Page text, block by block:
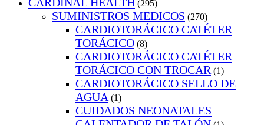
(295)
SUMINISTROS MEDICOS (270)
CARDIOTORÁCICO CATÉTER
TORÁCICO (8)
CARDIOTORÁCICO CATÉTER
TORÁCICO CON TROCAR (1)
CARDIOTORÁCICO SELLO DE
AGUA (1)
CUIDADOS NEONATALES